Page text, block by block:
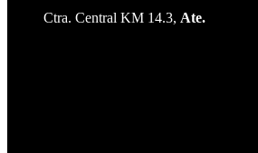
Ctra. Central KM 14.3, Ate.